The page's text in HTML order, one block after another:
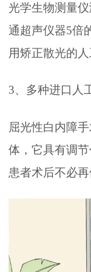
光学生物测量
通超声仪器5倍
用矫正散光的
3、多种进口人
屈光性白内障
体，它具有调
患者术后不必再